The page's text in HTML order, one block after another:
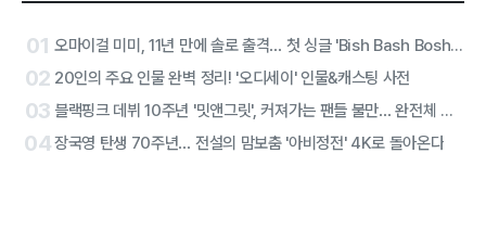
01 오마이걸 미미, 11년 만에 솔로 출격… 첫 싱글 'Bish Bash Bosh'로 당찬 선언
02 20인의 주요 인물 완벽 정리! '오디세이' 인물&캐스팅 사전
03 블랙핑크 데뷔 10주년 '밋앤그릿', 커져가는 팬들 불만… 완전체 참석에도 진통
04장국영 탄생 70주년… 전설의 맘보춤 '아비정전' 4K로 돌아온다